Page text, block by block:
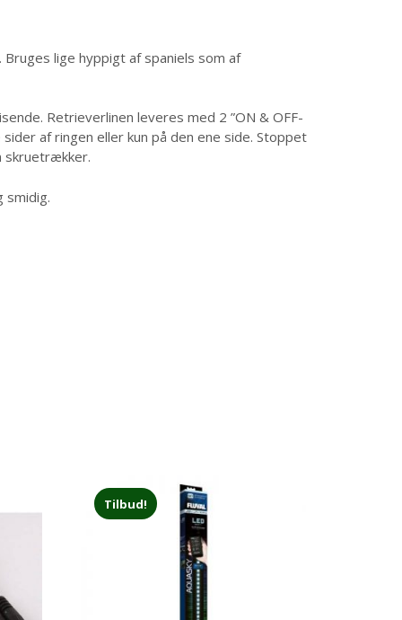
lige hyppigt af spaniels som af
Retrieverlinen leveres med 2 ”ON & OFF-
af ringen eller kun på den ene side. Stoppet
skruetrækker.
smidig.
Tilbud!